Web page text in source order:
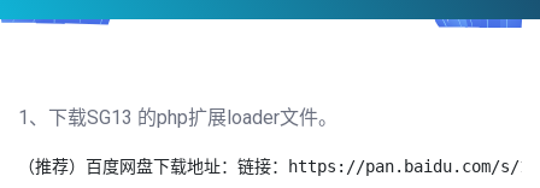
1、下载SG13 的php扩展loader文件。
（推荐）百度网盘下载地址：链接：https://pan.baidu.com/s/